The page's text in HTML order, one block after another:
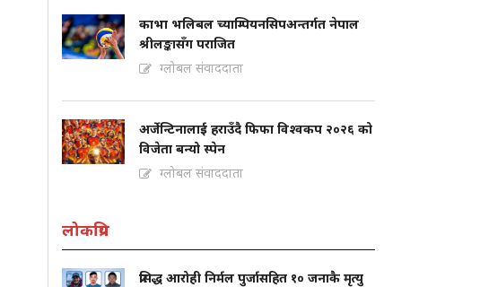
काभा भलिबल च्याम्पियनसिपअन्तर्गत नेपाल
श्रीलङ्कासँग पराजित
ग्लोबल संवाददाता
अर्जेन्टिनालाई हराउँदै फिफा विश्वकप २०२६ को
विजेता बन्यो स्पेन
ग्लोबल संवाददाता
लोकप्रिय
प्रसिद्ध आरोही निर्मल पुर्जासहित १० जनाकै मृत्यु